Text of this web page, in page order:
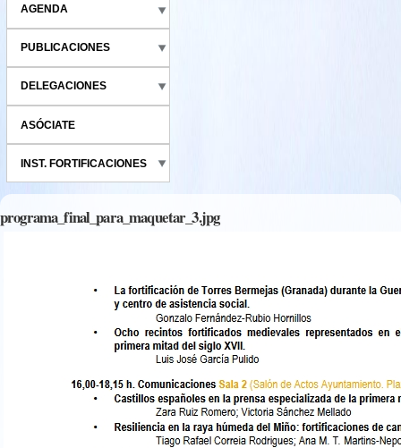
AGENDA
PUBLICACIONES
DELEGACIONES
ASÓCIATE
INST. FORTIFICACIONES
programa_final_para_maquetar_3.jpg